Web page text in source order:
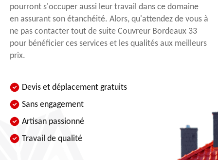
pourront s'occuper aussi leur travail dans ce domaine
en assurant son étanchéité. Alors, qu'attendez de vous à
ne pas contacter tout de suite Couvreur Bordeaux 33
pour bénéficier ces services et les qualités aux meilleurs
prix.
Devis et déplacement gratuits
Sans engagement
Artisan passionné
Travail de qualité